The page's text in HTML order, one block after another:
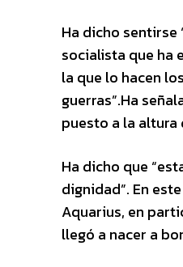
Ha dicho
socialista que ha
la que lo hacen
guerras”.Ha
puesto a la
Ha dicho que
dignidad”. En
Aquarius, en
llegó a nacer a